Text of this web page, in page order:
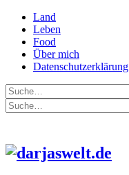
Land
Leben
Food
Über mich
Datenschutzerklärung